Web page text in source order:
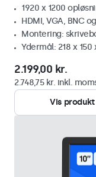
1920 x 1200
HDMI, VGA, BNC
Montering:
Ydermål: 218 x 150
2.199,00 kr.
2.748,75 kr. inkl.
Vis produkt